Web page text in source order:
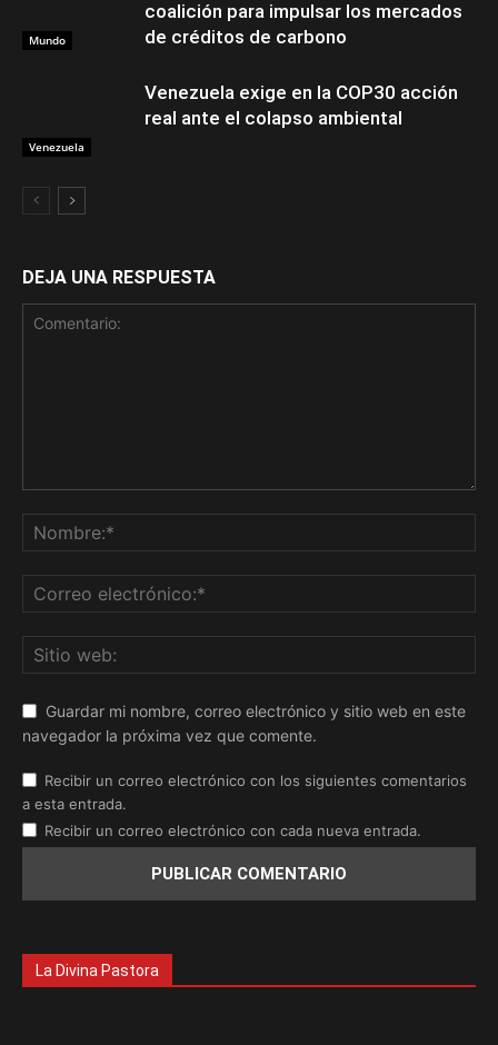
Mundo
coalición para impulsar los mercados
de créditos de carbono
Venezuela
Venezuela exige en la COP30 acción
real ante el colapso ambiental
DEJA UNA RESPUESTA
Guardar mi nombre, correo electrónico y sitio web en este
navegador la próxima vez que comente.
Recibir un correo electrónico con los siguientes comentarios
a esta entrada.
Recibir un correo electrónico con cada nueva entrada.
La Divina Pastora